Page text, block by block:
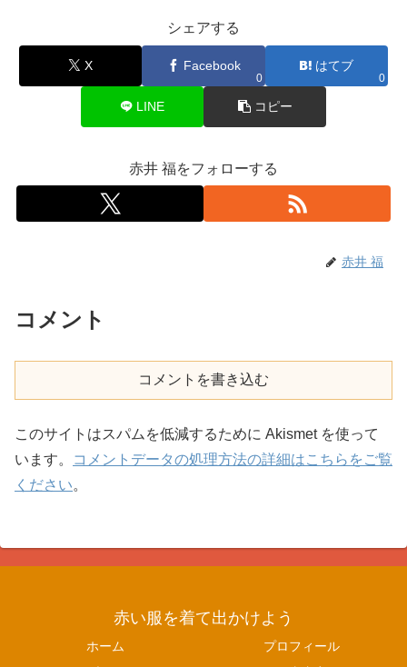
シェアする
X Facebook
0
はてブ
0
LINE コピー
赤井 福をフォローする
赤井 福
コメント
コメントを書き込む
このサイトはスパムを低減するために Akismet を使って
います。
コメントデータの処理方法の詳細はこちらをご覧
ください。
赤い服を着て出かけよう
ホーム
プロフィール